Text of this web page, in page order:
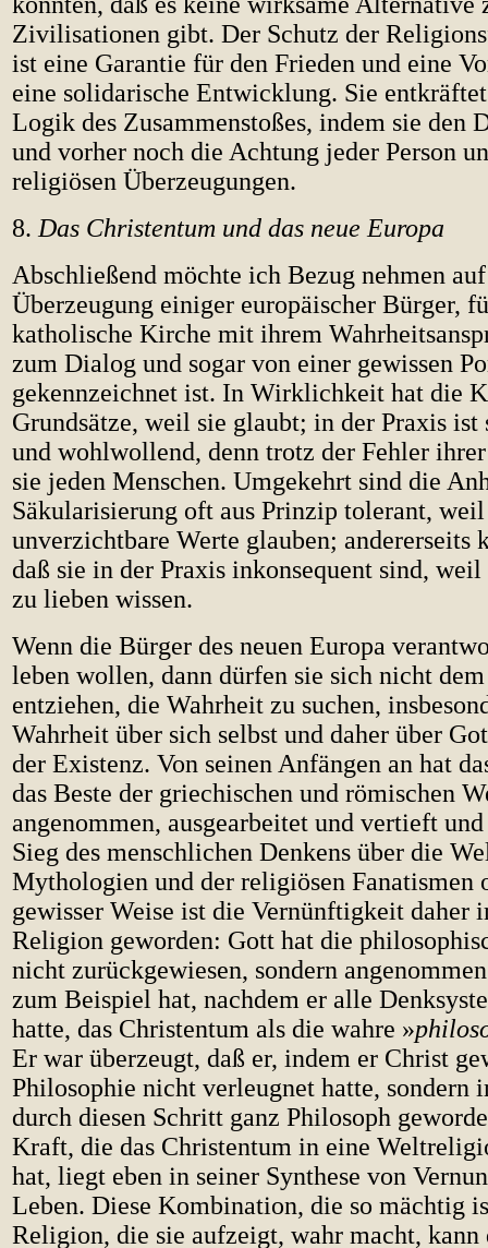
Zivilisationen gibt. Der Schutz der
ist eine Garantie für den Frieden und eine
eine solidarische Entwicklung. Sie
Logik des Zusammenstoßes, indem sie den
und vorher noch die Achtung jeder Person
religiösen Überzeugungen.
8. Das Christentum und das neue Europa
Abschließend möchte ich Bezug nehmen
Überzeugung einiger europäischer Bürger,
katholische Kirche mit ihrem
zum Dialog und sogar von einer gewissen
gekennzeichnet ist. In Wirklichkeit hat die
Grundsätze, weil sie glaubt; in der Praxis ist
und wohlwollend, denn trotz der Fehler
sie jeden Menschen. Umgekehrt sind die
Säkularisierung oft aus Prinzip tolerant,
unverzichtbare Werte glauben; andererseits
daß sie in der Praxis inkonsequent sind,
zu lieben wissen.
Wenn die Bürger des neuen Europa
leben wollen, dann dürfen sie sich nicht
entziehen, die Wahrheit zu suchen,
Wahrheit über sich selbst und daher über
der Existenz. Von seinen Anfängen an hat
das Beste der griechischen und römischen
angenommen, ausgearbeitet und vertieft
Sieg des menschlichen Denkens über die
Mythologien und der religiösen Fanatismen
gewisser Weise ist die Vernünftigkeit daher
Religion geworden: Gott hat die
nicht zurückgewiesen, sondern
zum Beispiel hat, nachdem er alle
hatte, das Christentum als die wahre »
Er war überzeugt, daß er, indem er Christ
Philosophie nicht verleugnet hatte, sondern
durch diesen Schritt ganz Philosoph
Kraft, die das Christentum in eine
hat, liegt eben in seiner Synthese von
Leben. Diese Kombination, die so mächtig
Religion, die sie aufzeigt, wahr macht, kann